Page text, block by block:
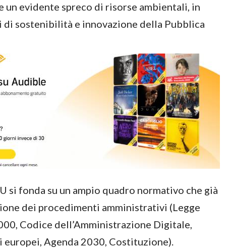
evidente spreco di risorse ambientali, in
sostenibilità e innovazione della Pubblica
si fonda su un ampio quadro normativo che già
dei procedimenti amministrativi (Legge
Codice dell’Amministrazione Digitale,
Agenda 2030, Costituzione).